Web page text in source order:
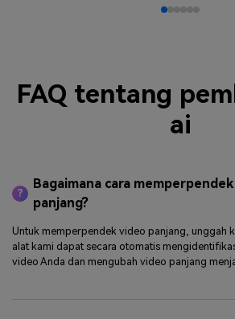
FAQ tentang
ai
?
Bagaimana cara
panjang?
Untuk memperpendek video panjang, unggah
alat kami dapat secara otomatis
video Anda dan mengubah video panjang